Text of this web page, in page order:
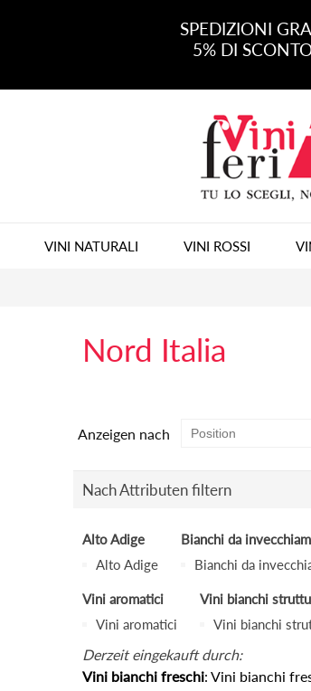
SPEDIZIONI
5% DI
VINI NATURALI VINI ROSSI
Nord Italia
Anzeigen nach
Nach Attributen filtern
Alto Adige
Alto Adige
Bianchi da
Bianchi da
Vini aromatici
Vini aromatici
Vini bianchi
Vini bianchi
Derzeit eingekauft durch:
Vini bianchi freschi: Vini bianchi